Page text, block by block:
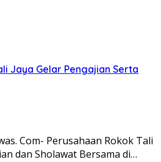
Jaya Gelar Pengajian Serta
Com- Perusahaan Rokok Tali
dan Sholawat Bersama di…